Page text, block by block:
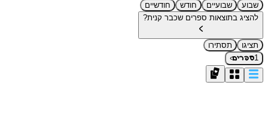
שבוע שבועיים חודש
חודשיים
להציג בתוצאות ספרים שכבר קנית?
תציגו
תסתירו
1ספרים›